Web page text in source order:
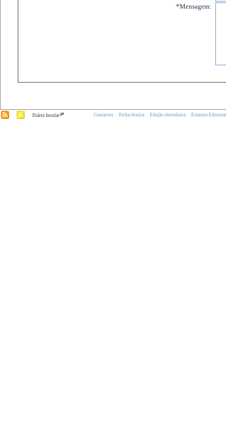
*Mensagem:
Diário Insular.pt Contactos Ficha técnica Edição electrónica Estatuto Editorial